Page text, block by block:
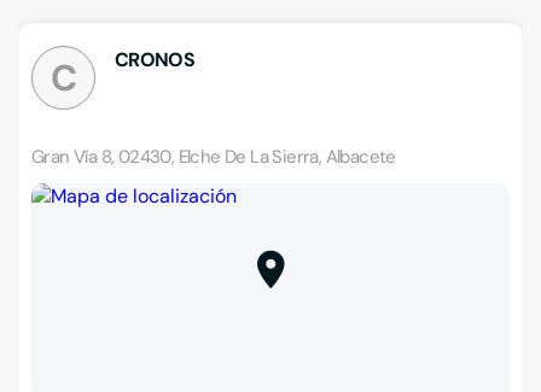
C CRONOS
Gran Vía 8, 02430, Elche De La Sierra, Albacete